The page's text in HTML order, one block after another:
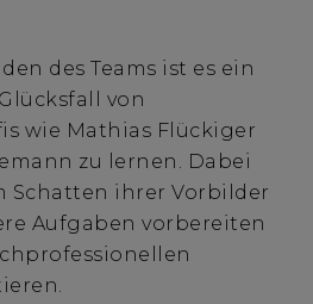
des Teams ist es ein
von
wie Mathias Flückiger
zu lernen. Dabei
Schatten ihrer Vorbilder
Aufgaben vorbereiten